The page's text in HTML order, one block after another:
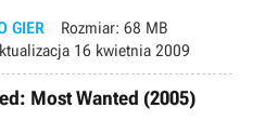
GIER Rozmiar: 68 MB
16 kwietnia 2009
Most Wanted (2005)